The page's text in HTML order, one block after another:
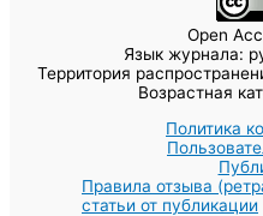
Open
Язык журнала:
Территория
Возрастная
Политика
Правила отзыва
статьи от публикации